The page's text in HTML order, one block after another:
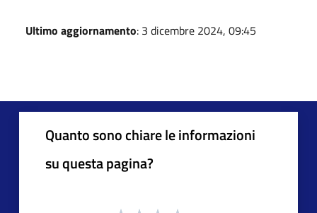
Ultimo aggiornamento: 3 dicembre 2024, 09:45
Quanto sono chiare le informazioni
su questa pagina?